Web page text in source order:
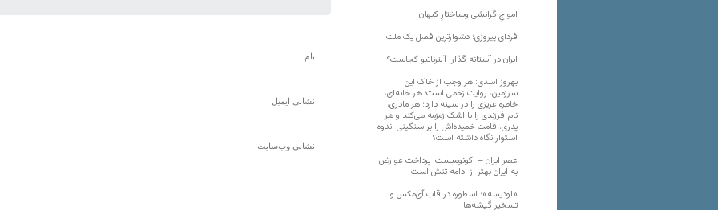
‌امواجِ گرانشی وساختارِ کیهان
فردای پیروزی؛ دشوارترین فصل یک ملت
ایران در آستانه گذار، آلترناتیو کجاست؟
بهروز اسدی: هر وجب از خاک‌ این
سرزمین، روایت زخمی است؛ هر خانه‌ای،
خاطره عزیزی را در سینه دارد؛ هر مادری،
نام فرزندی را با اشک زمزمه می‌کند و هر
پدری، قامت خمیده‌اش را بر سنگینی اندوه
استوار نگاه داشته است؟
عصر ایران – اکونومیست: پرداخت عوارض
به ایران بهتر از ادامه تنش است
«اودیسه»؛ اسطوره در قاب آی‌مکس و
تسخیر گیشه‌ها